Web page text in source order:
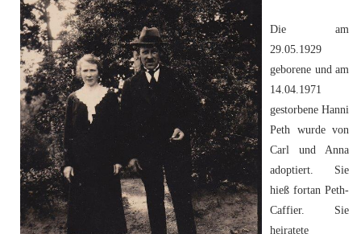
Die am
29.05.1929
geborene und am
14.04.1971
gestorbene Hanni
Peth wurde von
Carl und Anna
adoptiert. Sie
hieß fortan Peth-
Caffier. Sie
heiratete